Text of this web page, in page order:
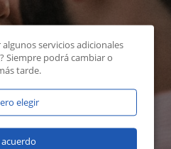
servicios adicionales
? Siempre podrá cambiar o
tarde.
elegir
acuerdo